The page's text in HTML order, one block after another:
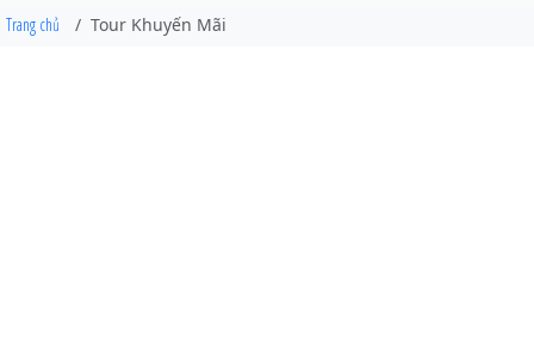
Trang chủ Tour Khuyến Mãi